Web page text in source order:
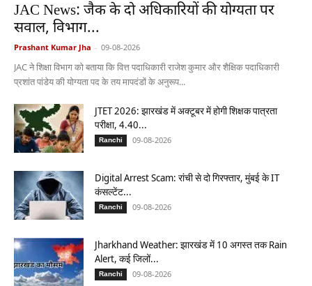
JAC News: जैक के दो अधिकारियों की योग्यता पर
सवाल, विभाग...
Prashant Kumar Jha - 09-08-2026
JAC ने शिक्षा विभाग को बताया कि वित्त पदाधिकारी राजेश कुमार और शैक्षिक पदाधिकारी
प्रशांत पांडेय की योग्यता पद के तय मापदंडों के अनुरूप...
JTET 2026: झारखंड में अक्टूबर में होगी शिक्षक पात्रता
परीक्षा, 4.40...
Ranchi 09-08-2026
Digital Arrest Scam: रांची से दो गिरफ्तार, मुंबई के IT
कंसल्टेंट...
Ranchi 09-08-2026
Jharkhand Weather: झारखंड में 10 अगस्त तक Rain
Alert, कई जिलों...
Ranchi 09-08-2026